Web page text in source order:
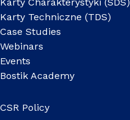
Karty Techniczne (TDS)
Case Studies
Webinars
Events
Bostik Academy
CSR Policy